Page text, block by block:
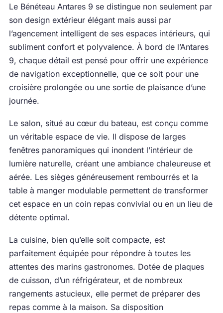
Le Bénéteau Antares 9 se distingue non seulement par
son design extérieur élégant mais aussi par
l’agencement intelligent de ses espaces intérieurs, qui
subliment confort et polyvalence. À bord de l’Antares
9, chaque détail est pensé pour offrir une expérience
de navigation exceptionnelle, que ce soit pour une
croisière prolongée ou une sortie de plaisance d’une
journée.
Le salon, situé au cœur du bateau, est conçu comme
un véritable espace de vie. Il dispose de larges
fenêtres panoramiques qui inondent l’intérieur de
lumière naturelle, créant une ambiance chaleureuse et
aérée. Les sièges généreusement rembourrés et la
table à manger modulable permettent de transformer
cet espace en un coin repas convivial ou en un lieu de
détente optimal.
La cuisine, bien qu’elle soit compacte, est
parfaitement équipée pour répondre à toutes les
attentes des marins gastronomes. Dotée de plaques
de cuisson, d’un réfrigérateur, et de nombreux
rangements astucieux, elle permet de préparer des
repas comme à la maison. Sa disposition